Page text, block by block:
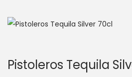
Pistoleros Tequila